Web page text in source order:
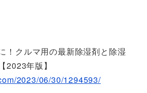
！クルマ用の最新除湿剤と除湿
2023年版】
2023/06/30/1294593/